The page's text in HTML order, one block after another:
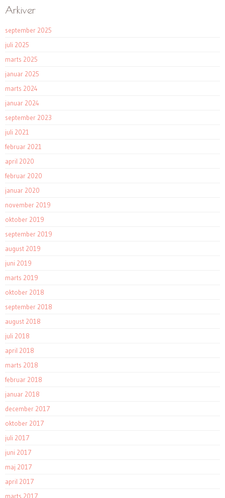
Arkiver
september 2025
juli 2025
marts 2025
januar 2025
marts 2024
januar 2024
september 2023
juli 2021
februar 2021
april 2020
februar 2020
januar 2020
november 2019
oktober 2019
september 2019
august 2019
juni 2019
marts 2019
oktober 2018
september 2018
august 2018
juli 2018
april 2018
marts 2018
februar 2018
januar 2018
december 2017
oktober 2017
juli 2017
juni 2017
maj 2017
april 2017
marts 2017